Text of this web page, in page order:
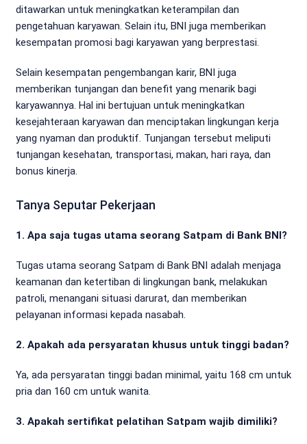
ditawarkan untuk meningkatkan keterampilan dan
pengetahuan karyawan. Selain itu, BNI juga memberikan
kesempatan promosi bagi karyawan yang berprestasi.
Selain kesempatan pengembangan karir, BNI juga
memberikan tunjangan dan benefit yang menarik bagi
karyawannya. Hal ini bertujuan untuk meningkatkan
kesejahteraan karyawan dan menciptakan lingkungan kerja
yang nyaman dan produktif. Tunjangan tersebut meliputi
tunjangan kesehatan, transportasi, makan, hari raya, dan
bonus kinerja.
Tanya Seputar Pekerjaan
1. Apa saja tugas utama seorang Satpam di Bank BNI?
Tugas utama seorang Satpam di Bank BNI adalah menjaga
keamanan dan ketertiban di lingkungan bank, melakukan
patroli, menangani situasi darurat, dan memberikan
pelayanan informasi kepada nasabah.
2. Apakah ada persyaratan khusus untuk tinggi badan?
Ya, ada persyaratan tinggi badan minimal, yaitu 168 cm untuk
pria dan 160 cm untuk wanita.
3. Apakah sertifikat pelatihan Satpam wajib dimiliki?